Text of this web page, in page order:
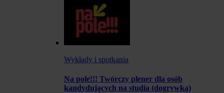
Wykłady i spotkania
Na pole!!! Twórczy plener dla osób
kandydujących na studia (dogrywka)